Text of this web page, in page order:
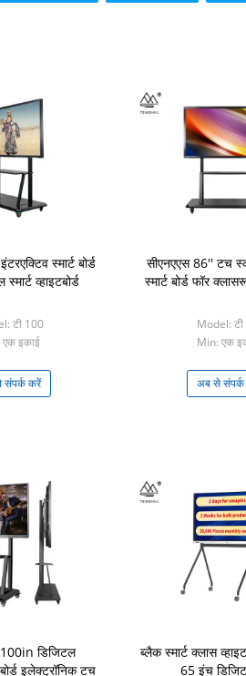
स्मार्ट बोर्ड
व्हाइटबोर्ड
टी 100
इकाई
करें
सीएनएएस 86'' टच
स्मार्ट बोर्ड फॉर
Model: टी
Min: एक
अब से
डिजिटल
इलेक्ट्रॉनिक टच
ब्लैक स्मार्ट क्लास
65 इंच